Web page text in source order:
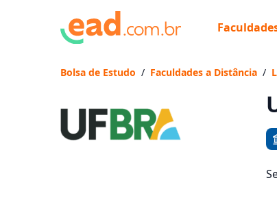
Bolsa de Estudo / Faculdades a Distância /